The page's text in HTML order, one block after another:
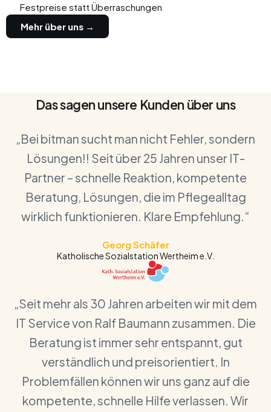
Festpreise statt Überraschungen
Mehr über uns →
Das sagen unsere Kunden über uns
„Bei bitman sucht man nicht Fehler, sondern
Lösungen!! Seit über 25 Jahren unser IT-
Partner – schnelle Reaktion, kompetente
Beratung, Lösungen, die im Pflegealltag
wirklich funktionieren. Klare Empfehlung.“
Georg Schäfer
Katholische Sozialstation Wertheim e.V.
„Seit mehr als 30 Jahren arbeiten wir mit dem
IT Service von Ralf Baumann zusammen. Die
Beratung ist immer sehr entspannt, gut
verständlich und preisorientiert. In
Problemfällen können wir uns ganz auf die
kompetente, schnelle Hilfe verlassen. Wir